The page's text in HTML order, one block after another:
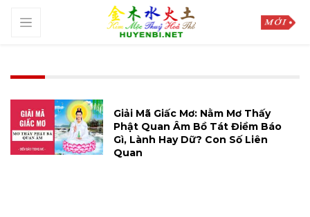
Giải Mã Giấc Mơ: Nằm Mơ Thấy
Phật Quan Âm Bồ Tát Điềm Báo
Gì, Lành Hay Dữ? Con Số Liên
Quan